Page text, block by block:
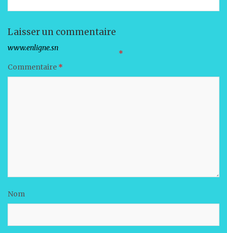
k
Laisser un commentaire
Votre adresse e-mail ne sera pas publiée.
Les champs obligatoires sont indiqués avec *
Commentaire *
Nom